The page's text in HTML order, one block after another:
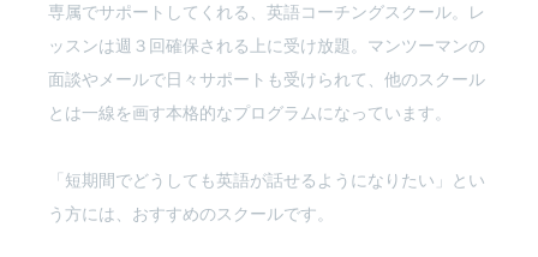
専属でサポートしてくれる、英語コーチングスクール。レ
ッスンは週３回確保される上に受け放題。マンツーマンの
面談やメールで日々サポートも受けられて、他のスクール
とは一線を画す本格的なプログラムになっています。
「短期間でどうしても英語が話せるようになりたい」とい
う方には、おすすめのスクールです。